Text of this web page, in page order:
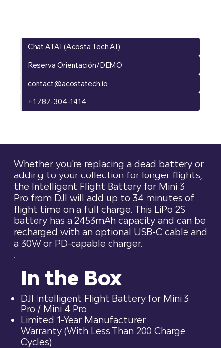
Chat ATAI (Acosta Tech AI)
Reserva Orientación/DEMO
contact@acostatech.io
+1 787-304-1414
Whether you're replacing a dead battery or
adding to your collection for longer flights,
the Intelligent Flight Battery for Mini 3
Pro from DJI will add up to 34 minutes of
flight time on a full charge. This LiPo 2S
battery has a 2453mAh capacity and can be
recharged with an optional USB-C cable and
a 30W or PD-capable charger.
In the Box
DJI Intelligent Flight Battery for Mini 3
Pro / Mini 4 Pro
Limited 1-Year Manufacturer
Warranty (With Less Than 200 Charge
Cycles)